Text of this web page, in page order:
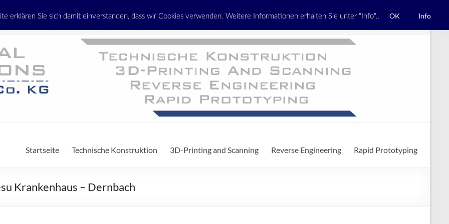
Startseite Technische Konstruktion 3D-Printing and Scanning Reverse Engineering Rapid Prototyping
Krankenhaus – Dernbach
erklären Sie sich damit einverstanden, dass wir Cookies verwenden. Weitere Informationen erhalten Sie unter "Info".. OK Info